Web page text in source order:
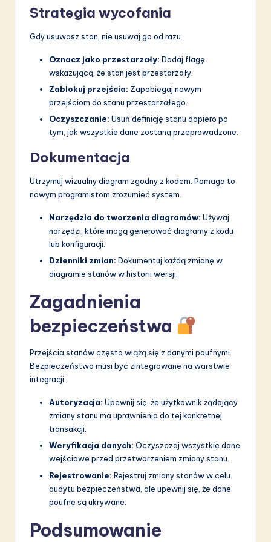
Strategia wycofania
Gdy usuwasz stan, nie usuwaj go od razu.
Oznacz jako przestarzały: Dodaj flagę
wskazującą, że stan jest przestarzały.
Zablokuj przejścia: Zapobiegaj nowym
przejściom do stanu przestarzałego.
Oczyszczanie: Usuń definicję stanu dopiero po
tym, jak wszystkie dane zostaną przeprowadzone.
Dokumentacja
Utrzymuj wizualny diagram zgodny z kodem. Pomaga to
nowym programistom zrozumieć system.
Narzędzia do tworzenia diagramów: Używaj
narzędzi, które mogą generować diagramy z kodu
lub konfiguracji.
Dzienniki zmian: Dokumentuj każdą zmianę w
diagramie stanów w historii wersji.
Zagadnienia
bezpieczeństwa
Przejścia stanów często wiążą się z danymi poufnymi.
Bezpieczeństwo musi być zintegrowane na warstwie
integracji.
Autoryzacja: Upewnij się, że użytkownik żądający
zmiany stanu ma uprawnienia do tej konkretnej
transakcji.
Weryfikacja danych: Oczyszczaj wszystkie dane
wejściowe przed przetworzeniem zmiany stanu.
Rejestrowanie: Rejestruj zmiany stanów w celu
audytu bezpieczeństwa, ale upewnij się, że dane
poufne są ukrywane.
Podsumowanie